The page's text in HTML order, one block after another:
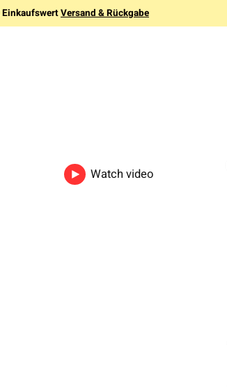
EinkaufswertVersand & Rückgabe
Watch video